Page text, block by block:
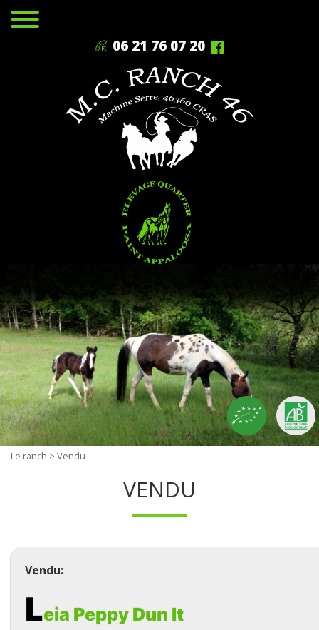
06 21 76 07 20
Le ranch > Vendu
VENDU
Vendu:
Leia Peppy Dun It